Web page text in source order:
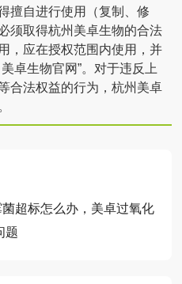
擅自进行使用（复制、修
须取得杭州美卓生物的合法
，应在授权范围内使用，并
卓生物官网”。对于违反上
合法权益的行为，杭州美卓
超标怎么办，美卓过氧化
题